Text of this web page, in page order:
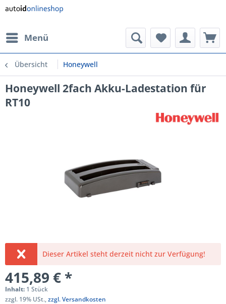
Menü
Übersicht Honeywell
Honeywell 2fach Akku-Ladestation für
RT10
Dieser Artikel steht derzeit nicht zur Verfügung!
415,89 € *
Inhalt: 1 Stück
zzgl. 19% USt.,zzgl. Versandkosten